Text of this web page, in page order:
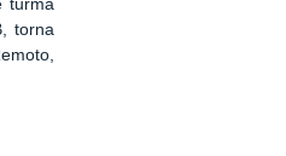
turma
torna